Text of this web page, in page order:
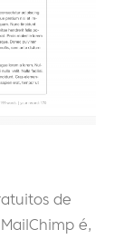
de
é,